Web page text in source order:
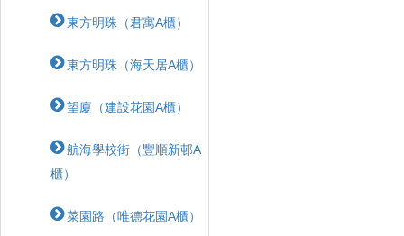
東方明珠（君寓A櫃）
東方明珠（海天居A櫃）
望廈（建設花園A櫃）
航海學校街（豐順新邨A
櫃）
菜園路（唯德花園A櫃）